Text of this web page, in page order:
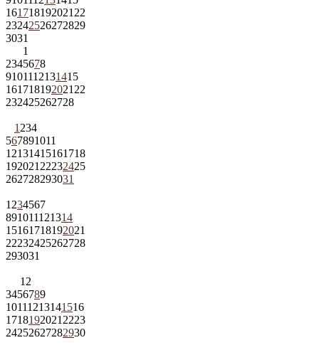
161718192021 22
23242526272829
3031
1
2345678
9101112131415
161718192021 22
232425262728
1 234
567891011
12131415161718
192021 22232425
262728293031
1 234567
891011121314
15161718192021
22232425262728
293031
1 2
3456789
10111213141516
1718192021 2223
24252627282930